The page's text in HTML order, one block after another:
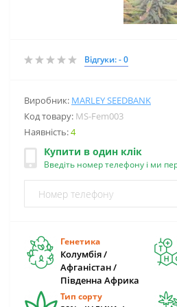
Відгуки: - 0
Виробник: MARLEY SEEDBANK
Код товару: MS-Fem003
Наявність:4
Купити в один клік
Введіть номер телефону і ми
Генетика
Колумбія /
Афганістан /
Південна Африка
Тип сорту